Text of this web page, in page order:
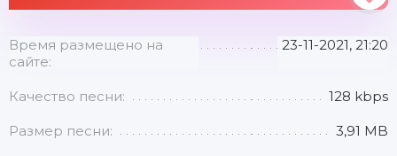
Время размещено на
сайте:
23-11-2021, 21:20
Качество песни: 128 kbps
Размер песни: 3,91 MB